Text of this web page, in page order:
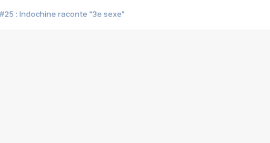
#25 : Indochine raconte "3e sexe"